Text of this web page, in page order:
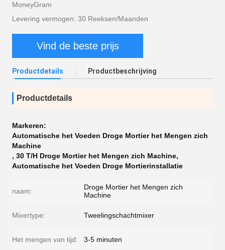
MoneyGram
Levering vermogen: 30 Reeksen/Maanden
Vind de beste prijs
Productdetails Productbeschrijving
Productdetails
Markeren:
Automatische het Voeden Droge Mortier het Mengen zich
Machine
, 30 T/H Droge Mortier het Mengen zich Machine,
Automatische het Voeden Droge Mortierinstallatie
naam:
Droge Mortier het Mengen zich
Machine
Mixertype: Tweelingschachtmixer
Het mengen van tijd: 3-5 minuten